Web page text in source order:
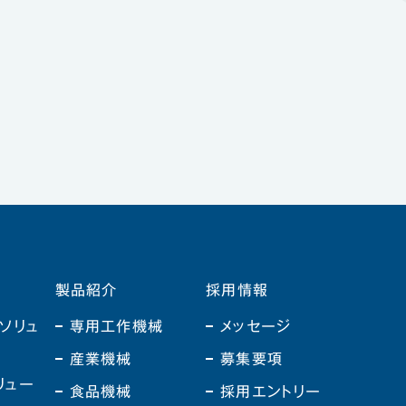
リュ
ュー
製品紹介
専用工作機械
産業機械
食品機械
採用情報
メッセージ
募集要項
採用エントリー